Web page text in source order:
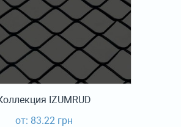
IZUMRUD
от: 83.22 грн